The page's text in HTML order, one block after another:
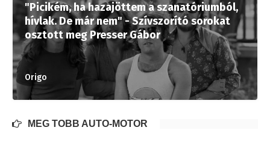
"Picikém, ha hazajöttem a szanatóriumból,
hívlak. De már nem" - Szívszorító sorokat
osztott meg Presser Gábor
Origo
MÉG TÖBB AUTÓ-MOTOR